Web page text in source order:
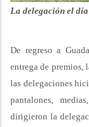
La delegación el
De regreso a
entrega de premios,
las delegaciones
pantalones,
dirigieron la